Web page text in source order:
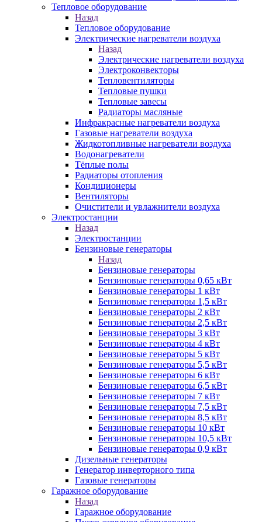
Тепловое оборудование
Назад
Тепловое оборудование
Электрические нагреватели воздуха
Назад
Электрические нагреватели воздуха
Электроконвекторы
Тепловентиляторы
Тепловые пушки
Тепловые завесы
Радиаторы масляные
Инфракрасные нагреватели воздуха
Газовые нагреватели воздуха
Жидкотопливные нагреватели воздуха
Водонагреватели
Тёплые полы
Радиаторы отопления
Кондиционеры
Вентиляторы
Очистители и увлажнители воздуха
Электростанции
Назад
Электростанции
Бензиновые генераторы
Назад
Бензиновые генераторы
Бензиновые генераторы 0,65 кВт
Бензиновые генераторы 1 кВт
Бензиновые генераторы 1,5 кВт
Бензиновые генераторы 2 кВт
Бензиновые генераторы 2,5 кВт
Бензиновые генераторы 3 кВт
Бензиновые генераторы 4 кВт
Бензиновые генераторы 5 кВт
Бензиновые генераторы 5,5 кВт
Бензиновые генераторы 6 кВт
Бензиновые генераторы 6,5 кВт
Бензиновые генераторы 7 кВт
Бензиновые генераторы 7,5 кВт
Бензиновые генераторы 8,5 кВт
Бензиновые генераторы 10 кВт
Бензиновые генераторы 10,5 кВт
Бензиновые генераторы 0,9 кВт
Дизельные генераторы
Генератор инверторного типа
Газовые генераторы
Гаражное оборудование
Назад
Гаражное оборудование